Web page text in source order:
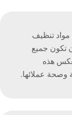
تنظيف
تكون جميع
هذه
وصحة عملائها.